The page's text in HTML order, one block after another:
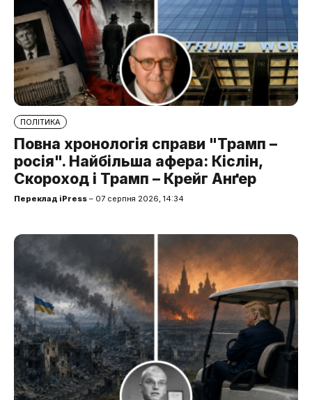
ПОЛІТИКА
Повна хронологія справи "Трамп –
росія". Найбільша афера: Кіслін,
Скороход і Трамп – Крейг Анґер
Переклад iPress – 07 серпня 2026, 14:34